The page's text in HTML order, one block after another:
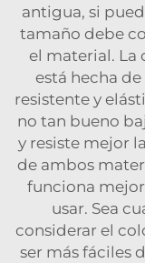
antigua, si
tamaño debe
el material. La
está hecha
resistente y
no tan bueno
y resiste mejor
de ambos
funciona
usar. Sea
considerar el
ser más fáciles